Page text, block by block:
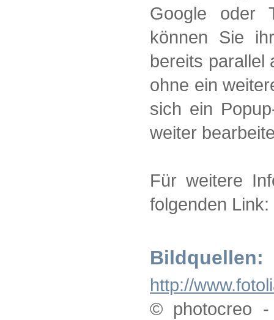
Google oder
können Sie
bereits parallel
ohne ein
sich ein
weiter
Für weitere
folgenden
Bildquellen:
http://
© photocreo -